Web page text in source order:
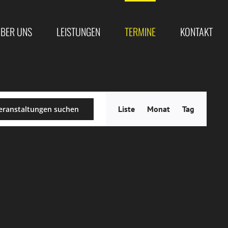
UNS LEISTUNGEN TERMINE KONTAKT
suchen Liste Monat Tag